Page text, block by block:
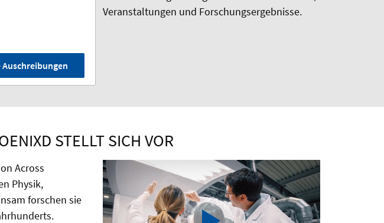
Auschreibungen
Veranstaltungen und Forschungsergebnisse.
STELLT SICH VOR
Across
Physik,
forschen sie